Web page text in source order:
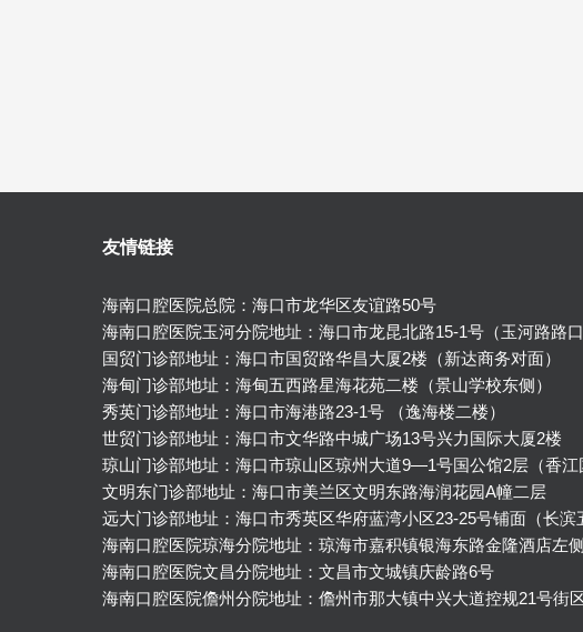
友情链接
海南口腔医院总院：海口市龙华区友谊路50号
海南口腔医院玉河分院地址：海口市龙昆北路15-1号（玉河路路口
国贸门诊部地址：海口市国贸路华昌大厦2楼（新达商务对面）
海甸门诊部地址：海甸五西路星海花苑二楼（景山学校东侧）
秀英门诊部地址：海口市海港路23-1号 （逸海楼二楼）
世贸门诊部地址：海口市文华路中城广场13号兴力国际大厦2楼
琼山门诊部地址：海口市琼山区琼州大道9—1号国公馆2层（香江
文明东门诊部地址：海口市美兰区文明东路海润花园A幢二层
远大门诊部地址：海口市秀英区华府蓝湾小区23-25号铺面（长滨
海南口腔医院琼海分院地址：琼海市嘉积镇银海东路金隆酒店左侧
海南口腔医院文昌分院地址：文昌市文城镇庆龄路6号
海南口腔医院儋州分院地址：儋州市那大镇中兴大道控规21号街